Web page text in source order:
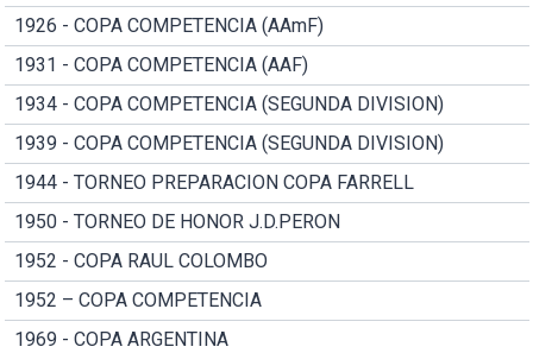
1926 - COPA COMPETENCIA (AAmF)
1931 - COPA COMPETENCIA (AAF)
1934 - COPA COMPETENCIA (SEGUNDA DIVISION)
1939 - COPA COMPETENCIA (SEGUNDA DIVISION)
1944 - TORNEO PREPARACION COPA FARRELL
1950 - TORNEO DE HONOR J.D.PERON
1952 - COPA RAUL COLOMBO
1952 – COPA COMPETENCIA
1969 - COPA ARGENTINA